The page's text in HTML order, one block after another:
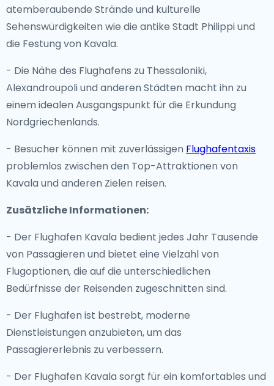
atemberaubende Strände und kulturelle
Sehenswürdigkeiten wie die antike Stadt Philippi und
die Festung von Kavala.
- Die Nähe des Flughafens zu Thessaloniki,
Alexandroupoli und anderen Städten macht ihn zu
einem idealen Ausgangspunkt für die Erkundung
Nordgriechenlands.
- Besucher können mit zuverlässigen Flughafentaxis
problemlos zwischen den Top-Attraktionen von
Kavala und anderen Zielen reisen.
Zusätzliche Informationen:
- Der Flughafen Kavala bedient jedes Jahr Tausende
von Passagieren und bietet eine Vielzahl von
Flugoptionen, die auf die unterschiedlichen
Bedürfnisse der Reisenden zugeschnitten sind.
- Der Flughafen ist bestrebt, moderne
Dienstleistungen anzubieten, um das
Passagiererlebnis zu verbessern.
- Der Flughafen Kavala sorgt für ein komfortables und